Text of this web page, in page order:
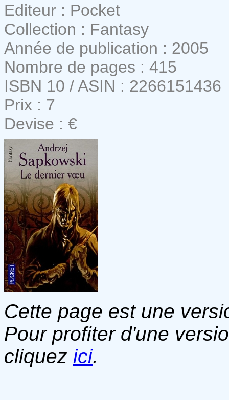
Editeur : Pocket
Collection : Fantasy
Année de publication : 2005
Nombre de pages : 415
ISBN 10 / ASIN : 2266151436
Prix : 7
Devise : €
Cette page est une
Pour profiter d'une
cliquez ici.